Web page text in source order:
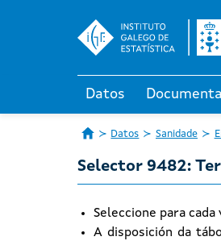
Datos
Datos Sanidade
Selector 9482:
Seleccione para
A disposición da